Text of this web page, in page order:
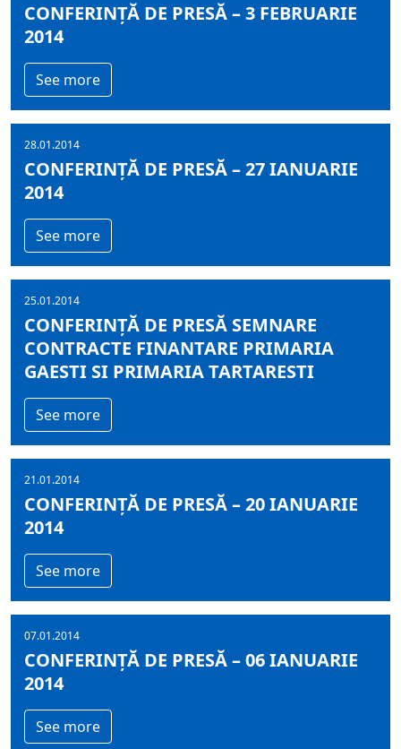
CONFERINȚĂ DE PRESĂ – 3 FEBRUARIE
2014
See more
28.01.2014
CONFERINȚĂ DE PRESĂ – 27 IANUARIE
2014
See more
25.01.2014
CONFERINȚĂ DE PRESĂ SEMNARE
CONTRACTE FINANTARE PRIMARIA
GAESTI SI PRIMARIA TARTARESTI
See more
21.01.2014
CONFERINȚĂ DE PRESĂ – 20 IANUARIE
2014
See more
07.01.2014
CONFERINȚĂ DE PRESĂ – 06 IANUARIE
2014
See more